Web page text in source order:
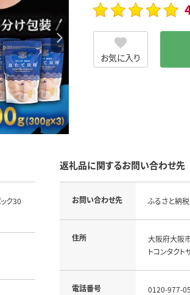
お気に入り
ク30
返礼品に関するお問い合わせ先
お問い合わせ先 ふるさと納
住所
大阪府大阪
トコンタク
電話番号 0120-977-